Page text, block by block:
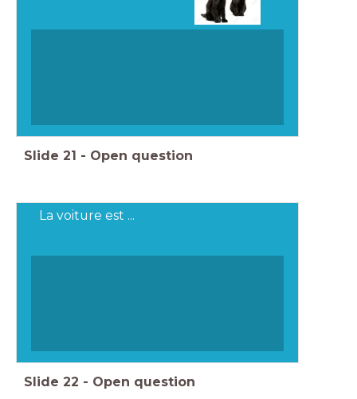
Slide 21 - Open question
La voiture est ...
Slide 22 - Open question